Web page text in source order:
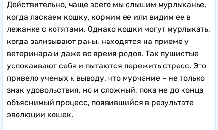
Действительно, чаще всего мы слышим мурлыканье,
когда ласкаем кошку, кормим ее или видим ее в
лежанке с котятами. Однако кошки могут мурлыкать,
когда зализывают раны, находятся на приеме у
ветеринара и даже во время родов. Так пушистые
успокаивают себя и пытаются пережить стресс. Это
привело ученых к выводу, что мурчание – не только
знак удовольствия, но и сложный, пока не до конца
объяснимый процесс, появившийся в результате
эволюции кошек.